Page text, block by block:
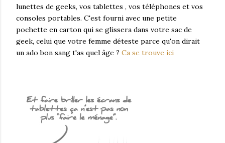
lunettes de geeks, vos tablettes , vos téléphones et vos
consoles portables. C'est fourni avec une petite
pochette en carton qui se glissera dans votre sac de
geek, celui que votre femme déteste parce qu'on dirait
un ado bon sang t'as quel âge ? Ca se trouve ici